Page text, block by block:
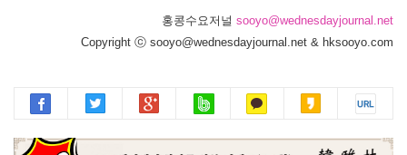
홍콩수요저널 sooyo@wednesdayjournal.net
Copyright ⓒ sooyo@wednesdayjournal.net & hksooyo.com